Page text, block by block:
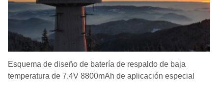
Esquema de diseño de batería de respaldo de baja
temperatura de 7.4V 8800mAh de aplicación especial